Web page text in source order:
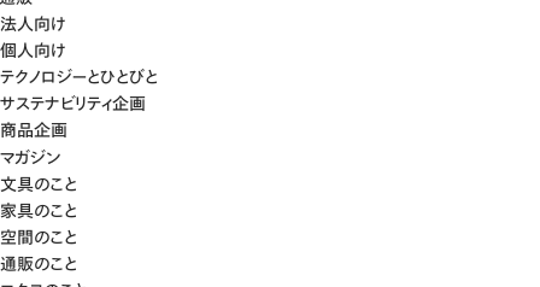
法人向け
個人向け
テクノロジーとひとびと
サステナビリティ企画
商品企画
マガジン
文具のこと
家具のこと
空間のこと
通販のこと